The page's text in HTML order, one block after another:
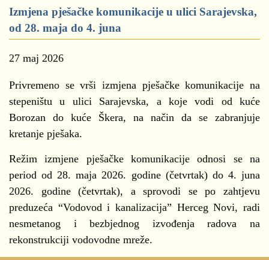
Izmjena pješačke komunikacije u ulici Sarajevska,
od 28. maja do 4. juna
27 maj 2026
Privremeno se vrši izmjena pješačke komunikacije na
stepeništu u ulici Sarajevska, a koje vodi od kuće
Borozan do kuće Škera, na način da se zabranjuje
kretanje pješaka.
Režim izmjene pješačke komunikacije odnosi se na
period od 28. maja 2026. godine (četvrtak) do 4. juna
2026. godine (četvrtak), a sprovodi se po zahtjevu
preduzeća “Vodovod i kanalizacija” Herceg Novi, radi
nesmetanog i bezbjednog izvođenja radova na
rekonstrukciji vodovodne mreže.